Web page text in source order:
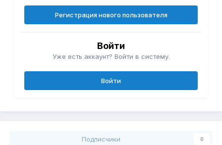
Регистрация нового пользователя
Войти
Уже есть аккаунт? Войти в систему.
Войти
Подписчики 0